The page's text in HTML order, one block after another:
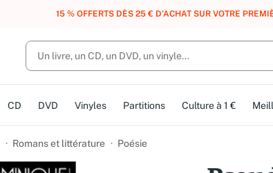
UN ACHAT, DES POINTS, DES RÉCOMPENSES :REJOIGNEZ
CD DVD Vinyles Partitions Culture à 1 €
Romans et littérature Poésie